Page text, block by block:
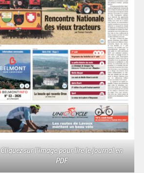
Cliquez sur l'image pour lire le journal en
PDF